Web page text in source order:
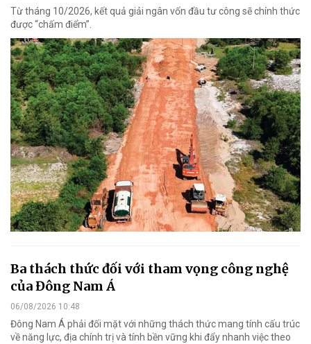
Từ tháng 10/2026, kết quả giải ngân vốn đầu tư công sẽ chính thức
được “chấm điểm”.
Ba thách thức đối với tham vọng công nghệ
của Đông Nam Á
06/08/2026 10:48
Đông Nam Á phải đối mặt với những thách thức mang tính cấu trúc
về năng lực, địa chính trị và tính bền vững khi đẩy nhanh việc theo